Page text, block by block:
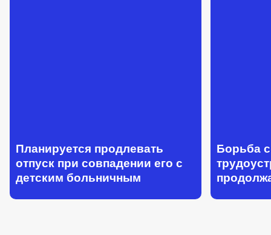
Планируется продлевать
отпуск при совпадении его с
детским больничным
Борьба